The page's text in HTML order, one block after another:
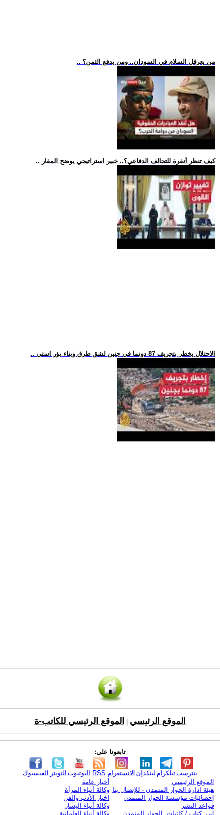
.. من يعرقل السلام في السودان.. ومن يدفع الثمن؟
.. كيف تنظر أنقرة للتحالف الدفاعي؟.. خبير استراتيجي يوضح المقار
.. الاحتلال يخطر بتجريف 87 دونما في جنين لشق طرق وبناء بؤر استي
الموقع الرئيسي الموقع الرئيسي للكاتب-ة
تابعونا على:
الفيسبوك التويتر اليوتيوب RSS الانستغرام لينكدإن تيلكرامبنترست
الموقع الرئيسي
هيئة ادارة الحوار المتمدن - للإتصال بنا
إحصائيات مؤسسة الحوار المتمدن
قواعد النشر
ابرز كتاب / كاتبات الحوار المتمدن
أخبار عامة
وكالة أنباء المرأة
اخبار الأدب والفن
وكالة أنباء اليسار
وكالة أنباء العلمانية